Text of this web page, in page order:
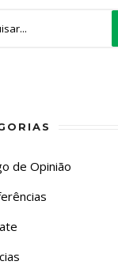
de Opinião